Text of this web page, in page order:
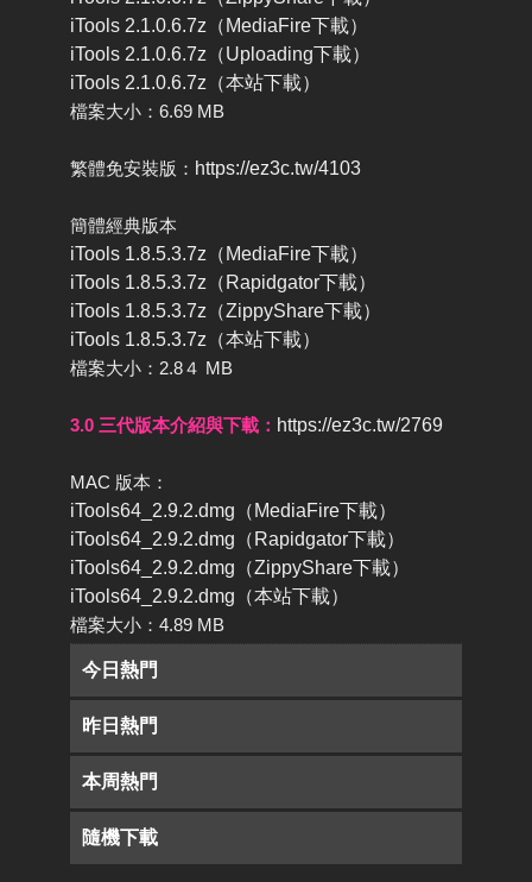
iTools 2.1.0.6.7z（MediaFire下載）
iTools 2.1.0.6.7z（Uploading下載）
iTools 2.1.0.6.7z（本站下載）
檔案大小：6.69 MB
繁體免安裝版： https://ez3c.tw/4103
簡體經典版本
iTools 1.8.5.3.7z（MediaFire下載）
iTools 1.8.5.3.7z（Rapidgator下載）
iTools 1.8.5.3.7z（ZippyShare下載）
iTools 1.8.5.3.7z（本站下載）
檔案大小：2.8４ MB
3.0 三代版本介紹與下載： https://ez3c.tw/2769
MAC 版本：
iTools64_2.9.2.dmg（MediaFire下載）
iTools64_2.9.2.dmg（Rapidgator下載）
iTools64_2.9.2.dmg（ZippyShare下載）
iTools64_2.9.2.dmg（本站下載）
檔案大小：4.89 MB
今日熱門
昨日熱門
本周熱門
隨機下載